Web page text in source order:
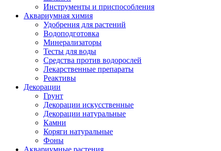
Инструменты и приспособления
Аквариумная химия
Удобрения для растений
Водоподготовка
Минерализаторы
Тесты для воды
Средства против водорослей
Лекарственные препараты
Реактивы
Декорации
Грунт
Декорации искусственные
Декорации натуральные
Камни
Коряги натуральные
Фоны